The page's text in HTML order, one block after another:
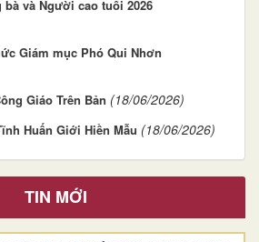
và Người cao tuổi 2026
Giám mục Phó Qui Nhơn
Giáo Trên Bản (18/06/2026)
Huấn Giới Hiền Mẫu (18/06/2026)
TIN MỚI